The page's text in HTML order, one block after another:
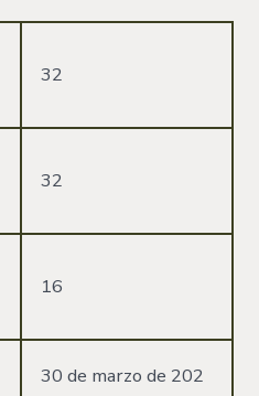
32
32
16
30 de marzo de 202